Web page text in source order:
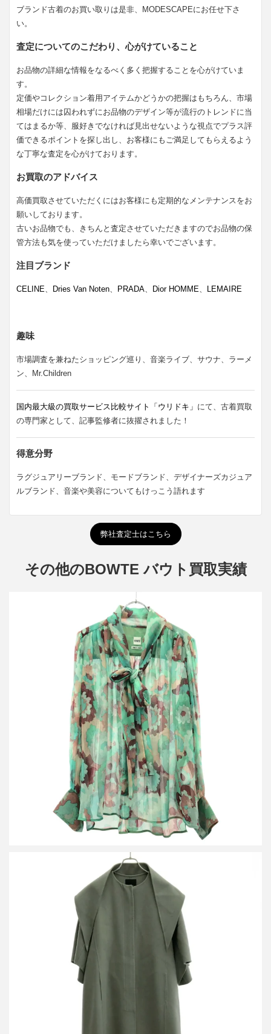
ブランド古着のお買い取りは是非、MODESCAPEにお任せ下さ
い。
査定についてのこだわり、心がけていること
お品物の詳細な情報をなるべく多く把握することを心がけていま
す。
定価やコレクション着用アイテムかどうかの把握はもちろん、市場
相場だけには囚われずにお品物のデザイン等が流行のトレンドに当
てはまるか等、服好きでなければ見出せないような視点でプラス評
価できるポイントを探し出し、お客様にもご満足してもらえるよう
な丁寧な査定を心がけております。
お買取のアドバイス
高価買取させていただくにはお客様にも定期的なメンテナンスをお
願いしております。
古いお品物でも、きちんと査定させていただきますのでお品物の保
管方法も気を使っていただけましたら幸いでございます。
注目ブランド
CELINE、 Dries Van Noten、 PRADA、 Dior HOMME、 LEMAIRE
趣味
市場調査を兼ねたショッピング巡り、音楽ライブ、サウナ、ラーメ
ン、Mr.Children
国内最大級の買取サービス比較サイト「ウリドキ」 にて、古着買取
の専門家として、記事監修者に抜擢されました！
得意分野
ラグジュアリーブランド、モードブランド、デザイナーズカジュア
ルブランド、音楽や美容についてもけっこう語れます
弊社査定士はこちら
その他のBOWTE バウト買取実績
バウト 23SS Print Bowtie Blouse シルクシアーブラウスシャツ
231-11-0010
詳しく見る
バウト SAMPLE/23AW ウールノーカラーコート 232-99-0007